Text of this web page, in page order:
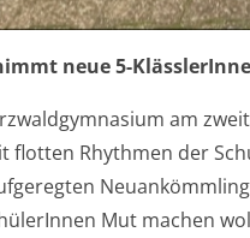
neue 5-
am
flotten Rhythmen der
Mut machen